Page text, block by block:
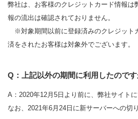
弊社は、お客様のクレジットカード情報
報の流出は確認されておりません。
※対象期間以前に登録済みのクレジット
済をされたお客様は対象外でございます。
Q：上記以外の期間に利用したので
A：2020年12月5日より前に、弊社サイト
なお、2021年6月24日に新サーバーへの切